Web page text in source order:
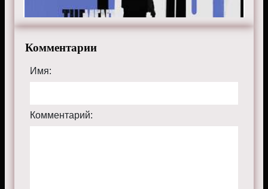
Комментарии
Имя:
Комментарий: